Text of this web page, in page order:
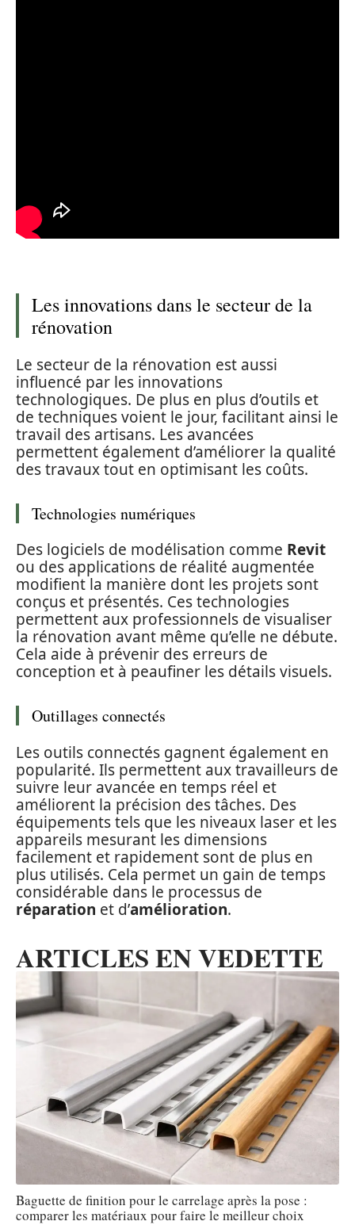
Les innovations dans le secteur de la
rénovation
Le secteur de la rénovation est aussi
influencé par les innovations
technologiques. De plus en plus d’outils et
de techniques voient le jour, facilitant ainsi le
travail des artisans. Les avancées
permettent également d’améliorer la qualité
des travaux tout en optimisant les coûts.
Technologies numériques
Des logiciels de modélisation comme Revit
ou des applications de réalité augmentée
modifient la manière dont les projets sont
conçus et présentés. Ces technologies
permettent aux professionnels de visualiser
la rénovation avant même qu’elle ne débute.
Cela aide à prévenir des erreurs de
conception et à peaufiner les détails visuels.
Outillages connectés
Les outils connectés gagnent également en
popularité. Ils permettent aux travailleurs de
suivre leur avancée en temps réel et
améliorent la précision des tâches. Des
équipements tels que les niveaux laser et les
appareils mesurant les dimensions
facilement et rapidement sont de plus en
plus utilisés. Cela permet un gain de temps
considérable dans le processus de
réparation et d’amélioration.
ARTICLES EN VEDETTE
Baguette de finition pour le carrelage après la pose :
comparer les matériaux pour faire le meilleur choix